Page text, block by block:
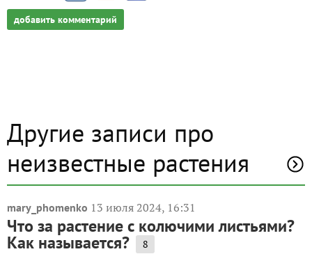
добавить комментарий
Другие записи про
неизвестные растения
mary_phomenko 13 июля 2024, 16:31
Что за растение с колючими листьями?
Как называется? 8